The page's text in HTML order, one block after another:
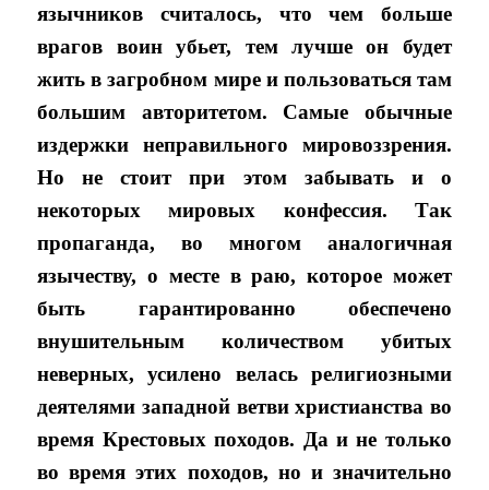
язычников считалось, что чем больше
врагов воин убьет, тем лучше он будет
жить в загробном мире и пользоваться там
большим авторитетом. Самые обычные
издержки неправильного мировоззрения.
Но не стоит при этом забывать и о
некоторых мировых конфессия. Так
пропаганда, во многом аналогичная
язычеству, о месте в раю, которое может
быть гарантированно обеспечено
внушительным количеством убитых
неверных, усилено велась религиозными
деятелями западной ветви христианства во
время Крестовых походов. Да и не только
во время этих походов, но и значительно